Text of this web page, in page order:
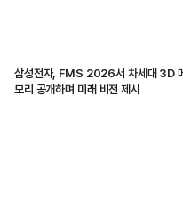
삼성전자, FMS 2026서 차세대 3D 메
모리 공개하며 미래 비전 제시